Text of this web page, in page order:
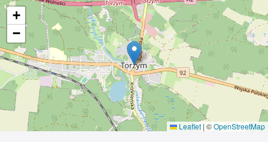
+
−
Leaflet | ©OpenStreetMap